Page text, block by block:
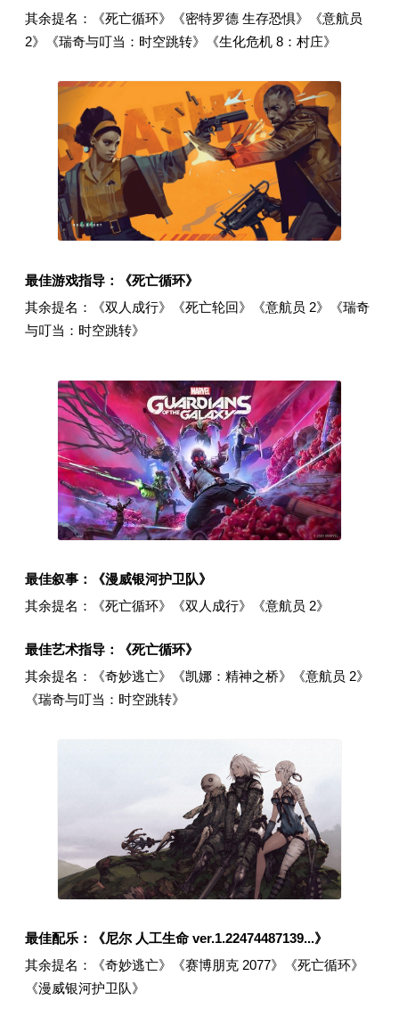
其余提名：《死亡循环》《密特罗德 生存恐惧》《意航员
2》《瑞奇与叮当：时空跳转》《生化危机 8：村庄》
最佳游戏指导：《死亡循环》
其余提名：《双人成行》《死亡轮回》《意航员 2》《瑞奇
与叮当：时空跳转》
最佳叙事：《漫威银河护卫队》
其余提名：《死亡循环》《双人成行》《意航员 2》
最佳艺术指导：《死亡循环》
其余提名：《奇妙逃亡》《凯娜：精神之桥》《意航员 2》
《瑞奇与叮当：时空跳转》
最佳配乐：《尼尔 人工生命 ver.1.22474487139...》
其余提名：《奇妙逃亡》《赛博朋克 2077》《死亡循环》
《漫威银河护卫队》